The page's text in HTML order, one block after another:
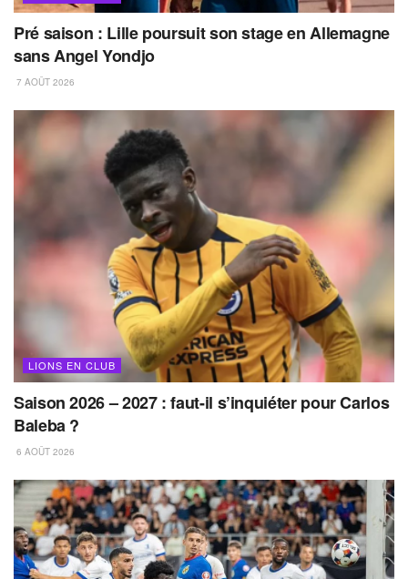
Pré saison : Lille poursuit son stage en Allemagne
sans Angel Yondjo
7 AOÛT 2026
LIONS EN CLUB
Saison 2026 – 2027 : faut-il s’inquiéter pour Carlos
Baleba ?
6 AOÛT 2026